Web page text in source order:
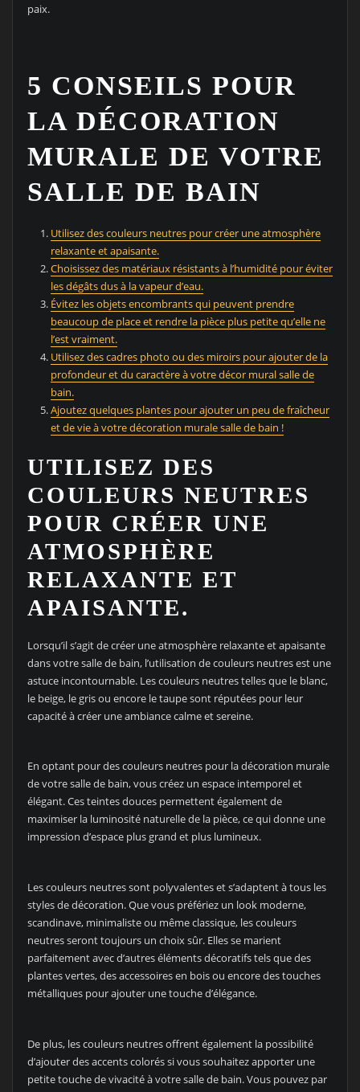
paix.
5 CONSEILS POUR
LA DÉCORATION
MURALE DE VOTRE
SALLE DE BAIN
Utilisez des couleurs neutres pour créer une atmosphère
relaxante et apaisante.
Choisissez des matériaux résistants à l’humidité pour éviter
les dégâts dus à la vapeur d’eau.
Évitez les objets encombrants qui peuvent prendre
beaucoup de place et rendre la pièce plus petite qu’elle ne
l’est vraiment.
Utilisez des cadres photo ou des miroirs pour ajouter de la
profondeur et du caractère à votre décor mural salle de
bain.
Ajoutez quelques plantes pour ajouter un peu de fraîcheur
et de vie à votre décoration murale salle de bain !
UTILISEZ DES
COULEURS NEUTRES
POUR CRÉER UNE
ATMOSPHÈRE
RELAXANTE ET
APAISANTE.
Lorsqu’il s’agit de créer une atmosphère relaxante et apaisante
dans votre salle de bain, l’utilisation de couleurs neutres est une
astuce incontournable. Les couleurs neutres telles que le blanc,
le beige, le gris ou encore le taupe sont réputées pour leur
capacité à créer une ambiance calme et sereine.
En optant pour des couleurs neutres pour la décoration murale
de votre salle de bain, vous créez un espace intemporel et
élégant. Ces teintes douces permettent également de
maximiser la luminosité naturelle de la pièce, ce qui donne une
impression d’espace plus grand et plus lumineux.
Les couleurs neutres sont polyvalentes et s’adaptent à tous les
styles de décoration. Que vous préfériez un look moderne,
scandinave, minimaliste ou même classique, les couleurs
neutres seront toujours un choix sûr. Elles se marient
parfaitement avec d’autres éléments décoratifs tels que des
plantes vertes, des accessoires en bois ou encore des touches
métalliques pour ajouter une touche d’élégance.
De plus, les couleurs neutres offrent également la possibilité
d’ajouter des accents colorés si vous souhaitez apporter une
petite touche de vivacité à votre salle de bain. Vous pouvez par